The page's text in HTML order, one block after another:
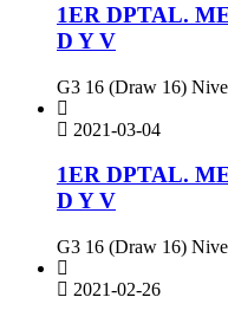
1ER DPTAL.
D Y V
G3 16 (Draw 16)
2021-03-04
1ER DPTAL.
D Y V
G3 16 (Draw 16)
2021-02-26